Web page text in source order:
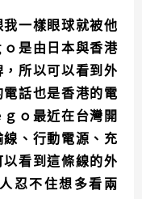
一樣眼球就被他
是由日本與香港
所以可以看到外
話也是香港的電
ｏ最近在台灣開
、行動電源、充
看到這條線的外
忍不住想多看兩